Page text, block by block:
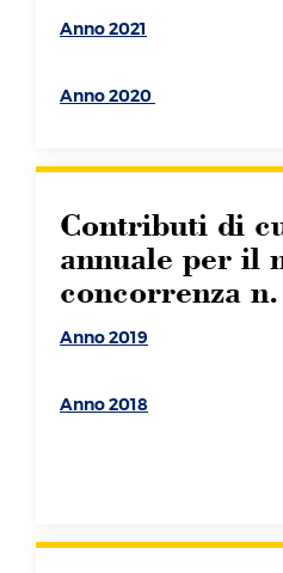
Anno 2021
Anno 2020
Contributi di
annuale per il
concorrenza
Anno 2019
Anno 2018